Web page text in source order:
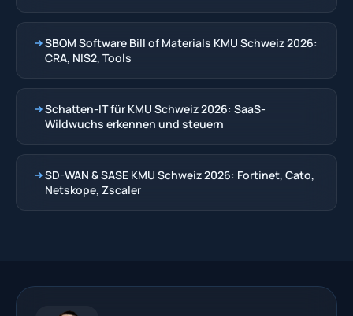
SBOM Software Bill of Materials KMU Schweiz 2026:
CRA, NIS2, Tools
Schatten-IT für KMU Schweiz 2026: SaaS-
Wildwuchs erkennen und steuern
SD-WAN & SASE KMU Schweiz 2026: Fortinet, Cato,
Netskope, Zscaler